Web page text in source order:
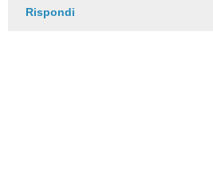
Rispondi